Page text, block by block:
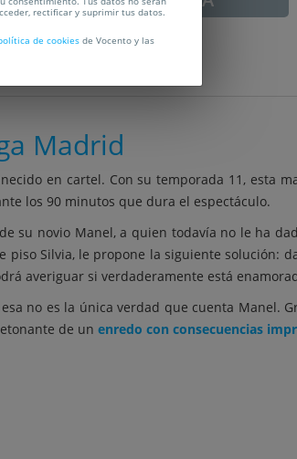
Madrid
en cartel. Con su temporada 11, esta
los 90 minutos que dura el espectáculo.
su novio Manel, a quien todavía no le ha
Silvia, le propone la siguiente solución:
averiguar si verdaderamente está
no es la única verdad que cuenta Manel.
de un enredo con consecuencias
rectificar y suprimir tus datos.
de cookies de Vocento y las